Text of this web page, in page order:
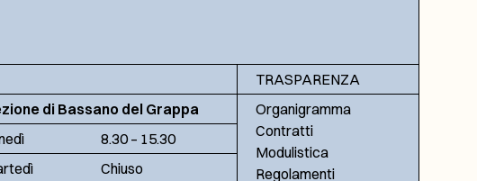
di Bassano del Grappa
8.30 – 15.30
Chiuso
TRASPARENZA
Organigramma
Contratti
Modulistica
Regolamenti